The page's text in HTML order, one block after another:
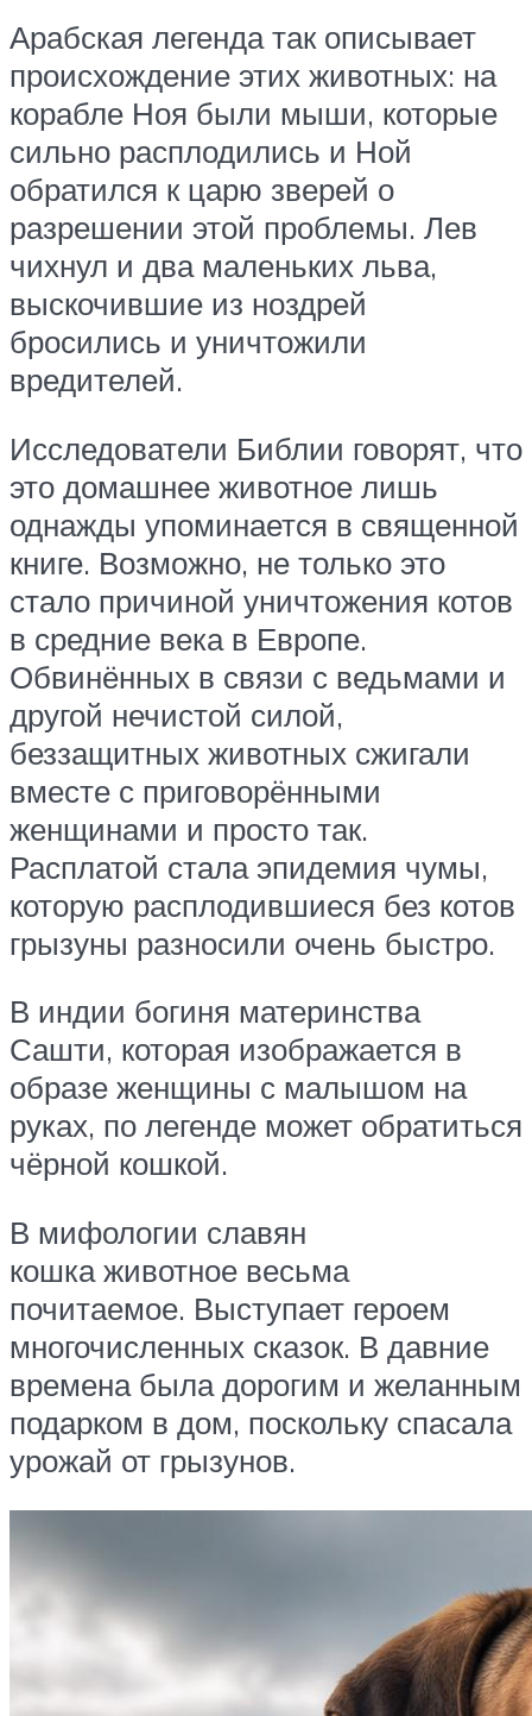
Арабская легенда так описывает
происхождение этих животных: на
корабле Ноя были мыши, которые
сильно расплодились и Ной
обратился к царю зверей о
разрешении этой проблемы. Лев
чихнул и два маленьких льва,
выскочившие из ноздрей
бросились и уничтожили
вредителей.
Исследователи Библии говорят, что
это домашнее животное лишь
однажды упоминается в священной
книге. Возможно, не только это
стало причиной уничтожения котов
в средние века в Европе.
Обвинённых в связи с ведьмами и
другой нечистой силой,
беззащитных животных сжигали
вместе с приговорёнными
женщинами и просто так.
Расплатой стала эпидемия чумы,
которую расплодившиеся без котов
грызуны разносили очень быстро.
В индии богиня материнства
Сашти, которая изображается в
образе женщины с малышом на
руках, по легенде может обратиться
чёрной кошкой.
В мифологии славян
кошка животное весьма
почитаемое. Выступает героем
многочисленных сказок. В давние
времена была дорогим и желанным
подарком в дом, поскольку спасала
урожай от грызунов.